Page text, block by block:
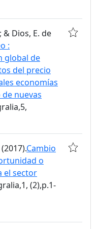
& Dios, E. de
:
global de
del precio
economías
nuevas
Cambio
o
el sector
(2),p.1-